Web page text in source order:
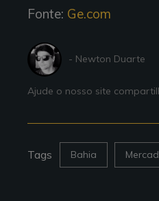
Fonte: Ge.com
- Newton Duarte
Ajude o nosso site
Tags Bahia